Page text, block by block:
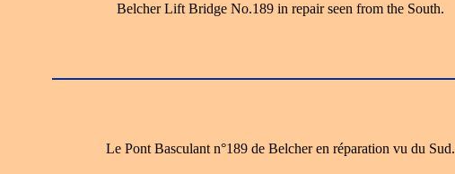
Belcher Lift Bridge No.189 in repair seen from the South.
Le Pont Basculant n°189 de Belcher en réparation vu du Sud.